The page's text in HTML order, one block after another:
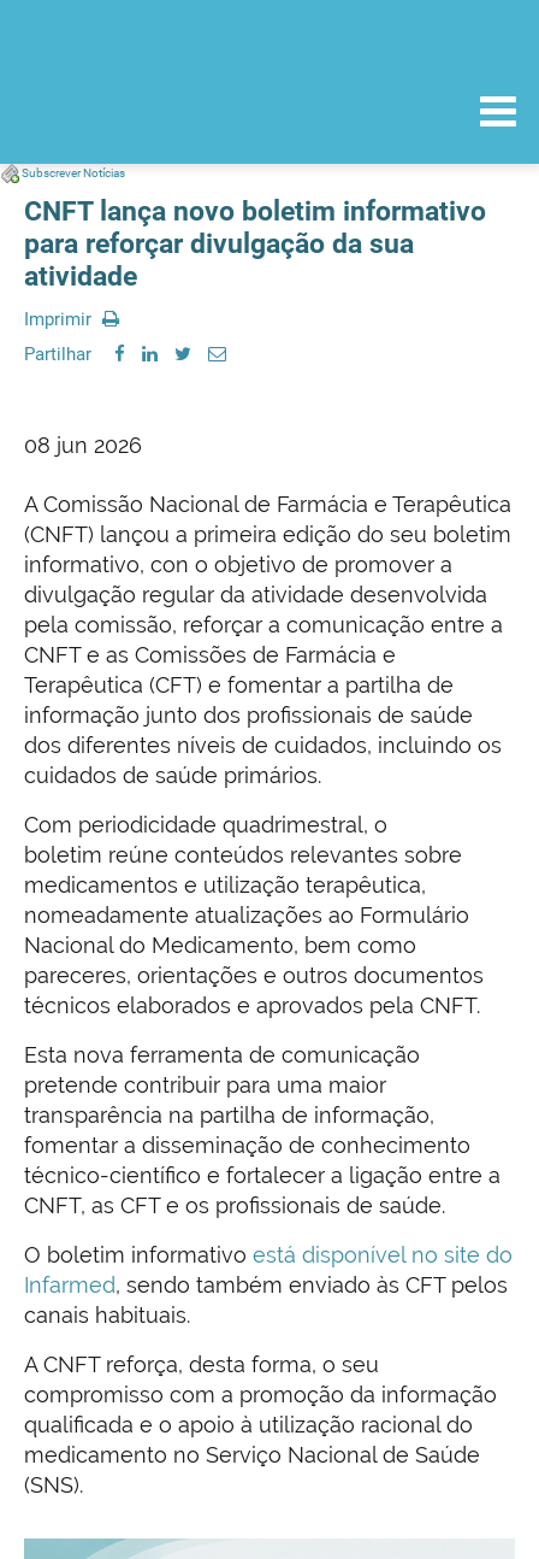
Subscrever Notícias
CNFT lança novo boletim informativo
para reforçar divulgação da sua
atividade
Imprimir
Partilhar
08 jun 2026
A Comissão Nacional de Farmácia e Terapêutica
(CNFT) lançou a primeira edição do seu boletim
informativo, con o objetivo de promover a
divulgação regular da atividade desenvolvida
pela comissão, reforçar a comunicação entre a
CNFT e as Comissões de Farmácia e
Terapêutica (CFT) e fomentar a partilha de
informação junto dos profissionais de saúde
dos diferentes níveis de cuidados, incluindo os
cuidados de saúde primários.
Com periodicidade quadrimestral, o
boletim reúne conteúdos relevantes sobre
medicamentos e utilização terapêutica,
nomeadamente atualizações ao Formulário
Nacional do Medicamento, bem como
pareceres, orientações e outros documentos
técnicos elaborados e aprovados pela CNFT.
Esta nova ferramenta de comunicação
pretende contribuir para uma maior
transparência na partilha de informação,
fomentar a disseminação de conhecimento
técnico-científico e fortalecer a ligação entre a
CNFT, as CFT e os profissionais de saúde.
O boletim informativo está disponível no site do
Infarmed, sendo também enviado às CFT pelos
canais habituais.
A CNFT reforça, desta forma, o seu
compromisso com a promoção da informação
qualificada e o apoio à utilização racional do
medicamento no Serviço Nacional de Saúde
(SNS).